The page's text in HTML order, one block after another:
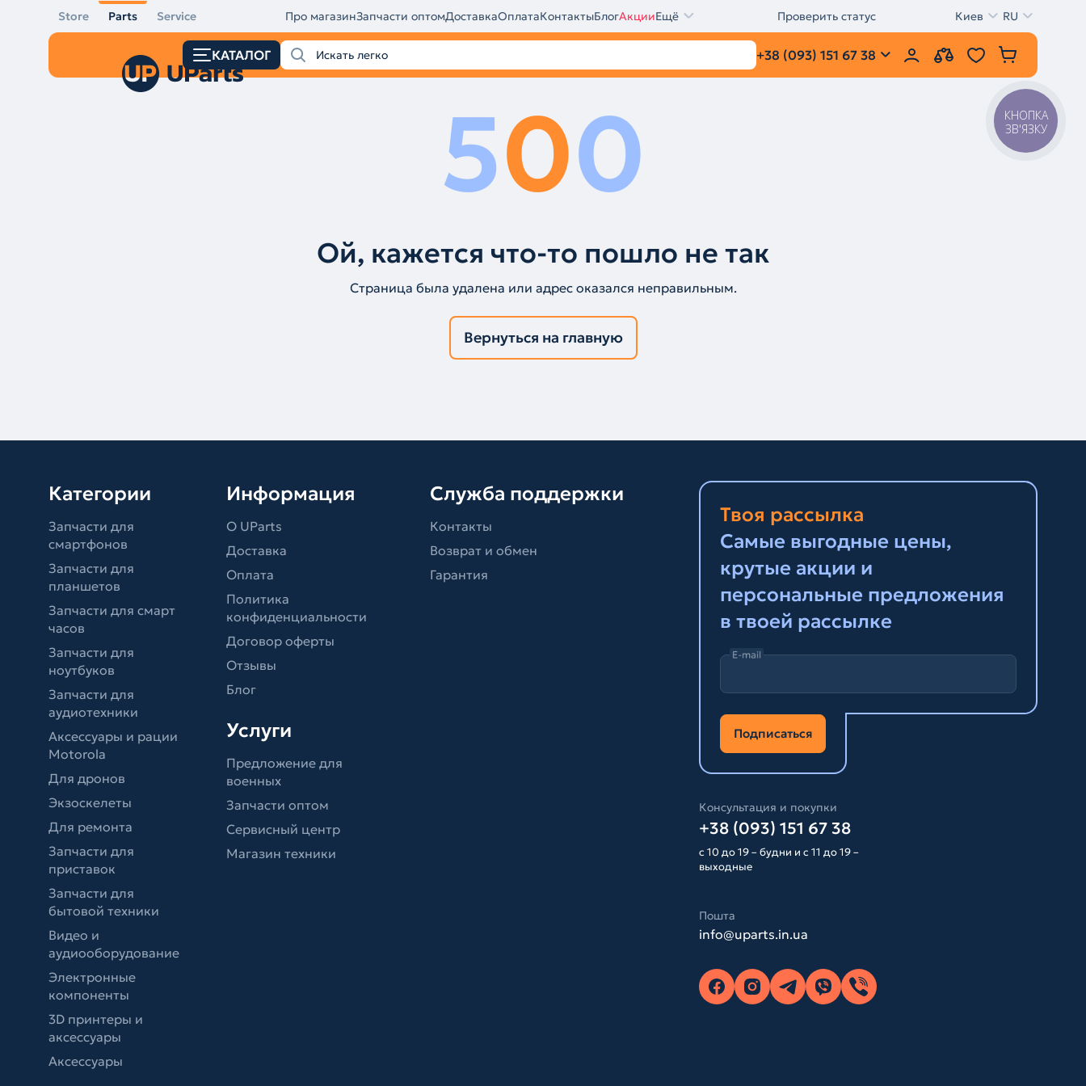
Store Parts Service Про магазинЗапчасти оптомДоставкаОплатаКонтактыБлогАкцииЕщё Проверить статус Киев RU
КАТАЛОГ +38 (093) 151 67 38
500
Ой, кажется что-то пошло не так
Страница была удалена или адрес оказался неправильным.
Вернуться на главную
Категории
Запчасти для
смартфонов
Запчасти для
планшетов
Запчасти для смарт
часов
Запчасти для
ноутбуков
Запчасти для
аудиотехники
Аксессуары и рации
Motorola
Для дронов
Экзоскелеты
Для ремонта
Запчасти для
приставок
Запчасти для
бытовой техники
Видео и
аудиооборудование
Электронные
компоненты
3D принтеры и
аксессуары
Аксессуары
Информация
О UParts
Доставка
Оплата
Политика
конфиденциальности
Договор оферты
Отзывы
Блог
Услуги
Предложение для
военных
Запчасти оптом
Сервисный центр
Магазин техники
Служба поддержки
Контакты
Возврат и обмен
Гарантия
Твоя рассылка
Самые выгодные цены,
крутые акции и
персональные предложения
в твоей рассылке
E-mail
Подписаться
Консультация и покупки
+38 (093) 151 67 38
с 10 до 19 – будни и с 11 до 19 –
выходные
Пошта
info@uparts.in.ua
КНОПКА
ЗВ'ЯЗКУ